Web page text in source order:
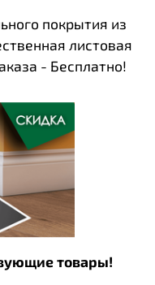
покрытия из
листовая
- Бесплатно!
товары!